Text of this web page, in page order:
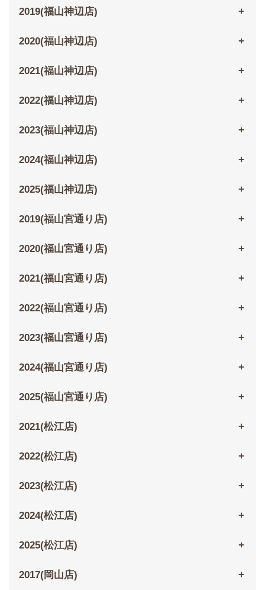
2019(福山神辺店)
2020(福山神辺店)
2021(福山神辺店)
2022(福山神辺店)
2023(福山神辺店)
2024(福山神辺店)
2025(福山神辺店)
2019(福山宮通り店)
2020(福山宮通り店)
2021(福山宮通り店)
2022(福山宮通り店)
2023(福山宮通り店)
2024(福山宮通り店)
2025(福山宮通り店)
2021(松江店)
2022(松江店)
2023(松江店)
2024(松江店)
2025(松江店)
2017(岡山店)